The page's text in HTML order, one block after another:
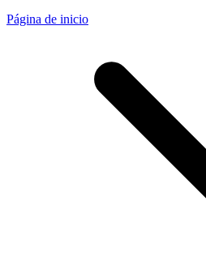
Página de inicio